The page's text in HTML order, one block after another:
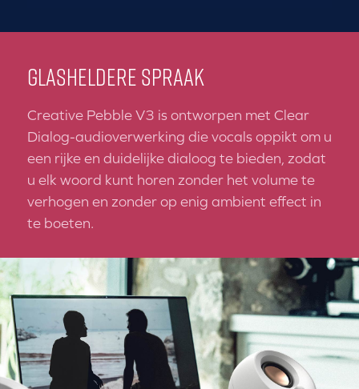
GLASHELDERE SPRAAK
Creative Pebble V3 is ontworpen met Clear
Dialog-audioverwerking die vocals oppikt om u
een rijke en duidelijke dialoog te bieden, zodat
u elk woord kunt horen zonder het volume te
verhogen en zonder op enig ambient effect in
te boeten.